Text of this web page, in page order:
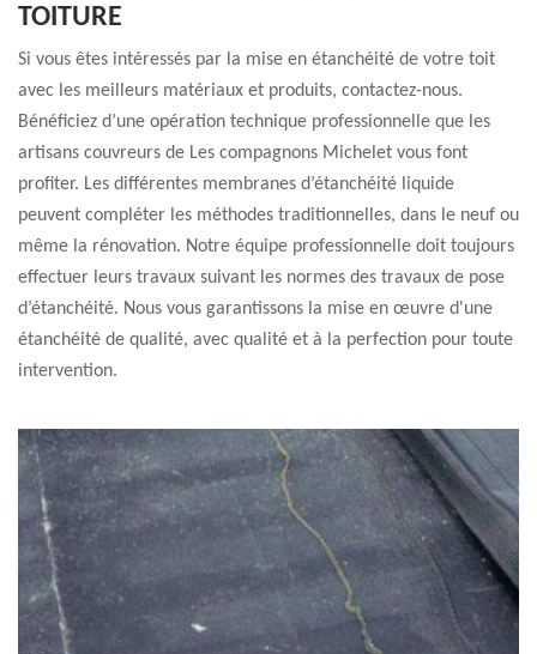
TOITURE
Si vous êtes intéressés par la mise en étanchéité de votre toit
avec les meilleurs matériaux et produits, contactez-nous.
Bénéficiez d’une opération technique professionnelle que les
artisans couvreurs de Les compagnons Michelet vous font
profiter. Les différentes membranes d’étanchéité liquide
peuvent compléter les méthodes traditionnelles, dans le neuf ou
même la rénovation. Notre équipe professionnelle doit toujours
effectuer leurs travaux suivant les normes des travaux de pose
d’étanchéité. Nous vous garantissons la mise en œuvre d'une
étanchéité de qualité, avec qualité et à la perfection pour toute
intervention.